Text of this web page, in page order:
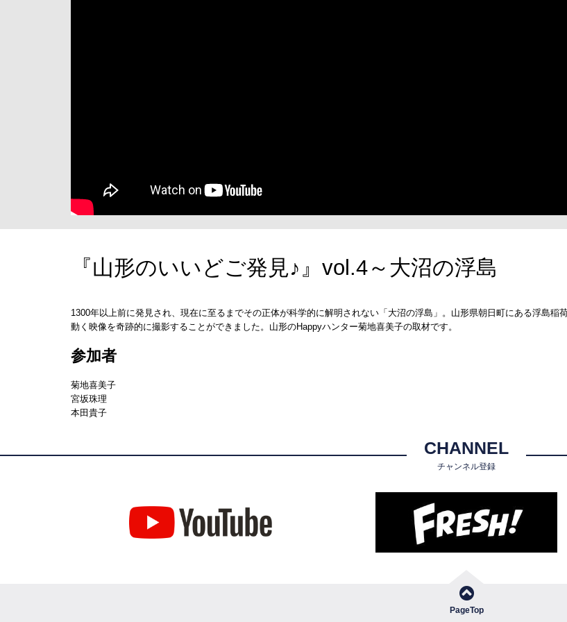
『山形のいいどご発見♪』vol.4～大沼の浮島
1300年以上前に発見され、現在に至るまでその正体が科学的に解明されない「大沼の浮島」。山形県朝日町にある浮島
動く映像を奇跡的に撮影することができました。山形のHappyハンター菊地喜美子の取材です。
参加者
菊地喜美子
宮坂珠理
本田貴子
CHANNEL
チャンネル登録
PageTop